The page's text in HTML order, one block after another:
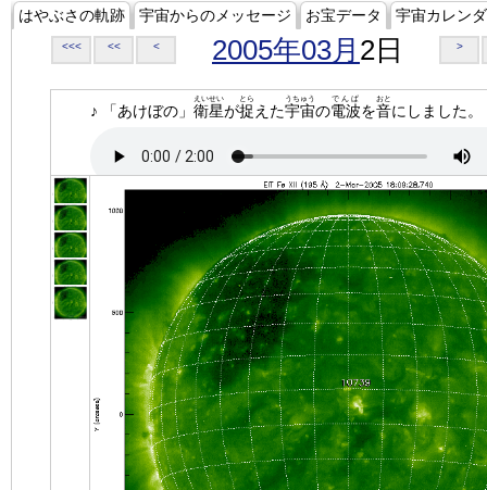
はやぶさの軌跡 宇宙からのメッセージ お宝データ 宇宙カレン
<<< << < 2005年03月 2日 >
♪ 「あけぼの」 衛星
えいせい
が捉
とら
えた宇宙
うちゅう
の電波
でんぱ
を音
おと
にしました。